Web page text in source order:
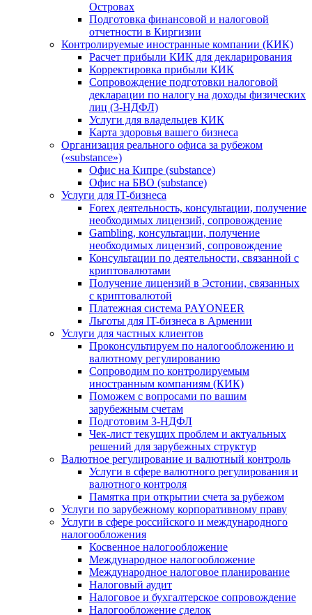
Островах
Подготовка финансовой и налоговой
отчетности в Киргизии
Контролируемые иностранные компании (КИК)
Расчет прибыли КИК для декларирования
Корректировка прибыли КИК
Сопровождение подготовки налоговой
декларации по налогу на доходы физических
лиц (3-НДФЛ)
Услуги для владельцев КИК
Карта здоровья вашего бизнеса
Организация реального офиса за рубежом
(«substance»)
Офис на Кипре (substance)
Офис на БВО (substance)
Услуги для IT-бизнеса
Forex деятельность, консультации, получение
необходимых лицензий, сопровождение
Gambling, консультации, получение
необходимых лицензий, сопровождение
Консультации по деятельности, связанной с
криптовалютами
Получение лицензий в Эстонии, связанных
с криптовалютой
Платежная система PAYONEER
Льготы для IT-бизнеса в Армении
Услуги для частных клиентов
Проконсультируем по налогообложению и
валютному регулированию
Сопроводим по контролируемым
иностранным компаниям (КИК)
Поможем с вопросами по вашим
зарубежным счетам
Подготовим 3-НДФЛ
Чек-лист текущих проблем и актуальных
решений для зарубежных структур
Валютное регулирование и валютный контроль
Услуги в сфере валютного регулирования и
валютного контроля
Памятка при открытии счета за рубежом
Услуги по зарубежному корпоративному праву
Услуги в сфере российского и международного
налогообложения
Косвенное налогообложение
Международное налогообложение
Международное налоговое планирование
Налоговый аудит
Налоговое и бухгалтерское сопровождение
Налогообложение сделок